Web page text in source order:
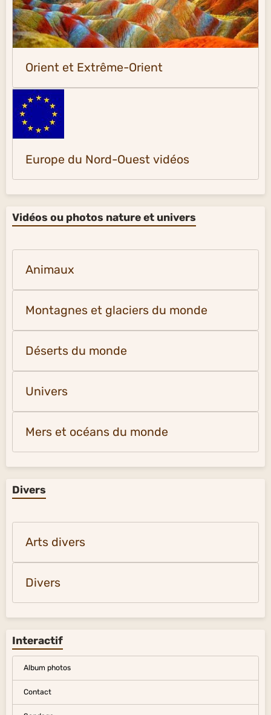
Orient et Extrême-Orient
Europe du Nord-Ouest vidéos
Vidéos ou photos nature et univers
Animaux
Montagnes et glaciers du monde
Déserts du monde
Univers
Mers et océans du monde
Divers
Arts divers
Divers
Interactif
Album photos
Contact